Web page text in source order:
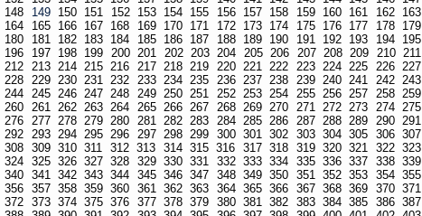
148
149 150 151 152 153 154 155 156 157 158 159 160 161 162
163
164
165 166 167 168 169 170 171 172 173 174 175 176 177 178
179
180
181 182 183 184 185 186 187 188 189 190 191 192 193 194
195
196
197 198 199 200 201 202 203 204 205 206 207 208 209 210 211
212 213 214 215 216 217 218 219 220 221 222 223 224 225 226 227
228 229 230 231 232 233 234 235 236 237 238 239 240 241 242 243
244 245 246 247 248 249 250 251 252 253 254 255 256 257 258 259
260 261 262 263 264 265 266 267 268 269 270 271 272 273 274 275
276 277 278 279 280 281 282 283 284 285 286 287 288 289 290 291
292 293 294 295 296 297 298 299 300 301 302 303 304 305 306 307
308 309 310 311 312 313 314 315 316 317 318 319 320 321 322 323
324 325 326 327 328 329 330 331 332 333 334 335 336 337 338 339
340 341 342 343 344 345 346 347 348 349 350 351 352 353 354 355
356 357 358 359 360 361 362 363 364 365 366 367 368 369 370 371
372 373 374 375 376 377 378 379 380 381 382 383 384 385 386 387